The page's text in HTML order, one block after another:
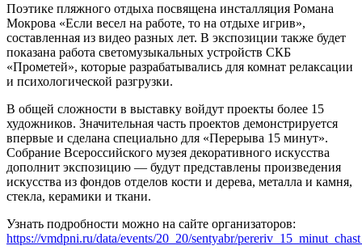
Поэтике пляжного отдыха посвящена инсталляция Романа
Мокрова «Если весел на работе, то на отдыхе игрив»,
составленная из видео разных лет. В экспозиции также будет
показана работа светомузыкальных устройств СКБ
«Прометей», которые разрабатывались для комнат релаксации
и психологической разгрузки.
В общей сложности в выставку войдут проекты более 15
художников. Значительная часть проектов демонстрируется
впервые и сделана специально для «Перерыва 15 минут».
Собрание Всероссийского музея декоративного искусства
дополнит экспозицию — будут представлены произведения
искусства из фондов отделов кости и дерева, металла и камня,
стекла, керамики и ткани.
Узнать подробности можно на сайте организаторов:
https://vmdpni.ru/data/events/20_20/sentyabr/